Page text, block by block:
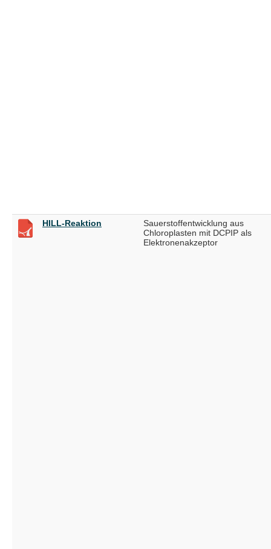
HILL-Reaktion
Sauerstoffentwicklung aus
Chloroplasten mit DCPIP als
Elektronenakzeptor